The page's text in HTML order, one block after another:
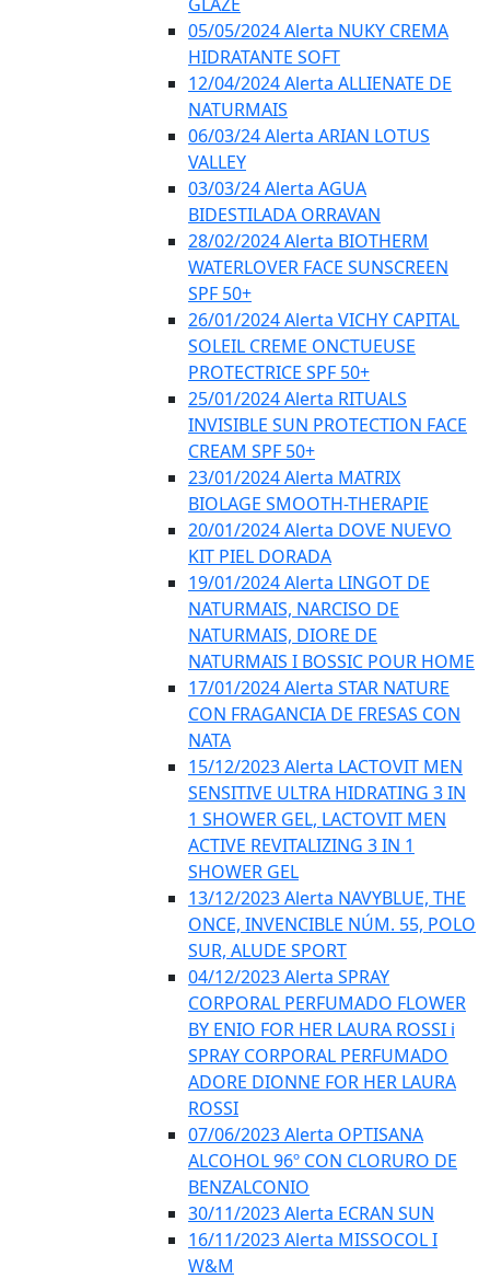
05/05/2024 Alerta NUKY CREMA
HIDRATANTE SOFT
12/04/2024 Alerta ALLIENATE DE
NATURMAIS
06/03/24 Alerta ARIAN LOTUS
VALLEY
03/03/24 Alerta AGUA
BIDESTILADA ORRAVAN
28/02/2024 Alerta BIOTHERM
WATERLOVER FACE SUNSCREEN
SPF 50+
26/01/2024 Alerta VICHY CAPITAL
SOLEIL CREME ONCTUEUSE
PROTECTRICE SPF 50+
25/01/2024 Alerta RITUALS
INVISIBLE SUN PROTECTION FACE
CREAM SPF 50+
23/01/2024 Alerta MATRIX
BIOLAGE SMOOTH-THERAPIE
20/01/2024 Alerta DOVE NUEVO
KIT PIEL DORADA
19/01/2024 Alerta LINGOT DE
NATURMAIS, NARCISO DE
NATURMAIS, DIORE DE
NATURMAIS I BOSSIC POUR HOME
17/01/2024 Alerta STAR NATURE
CON FRAGANCIA DE FRESAS CON
NATA
15/12/2023 Alerta LACTOVIT MEN
SENSITIVE ULTRA HIDRATING 3 IN
1 SHOWER GEL, LACTOVIT MEN
ACTIVE REVITALIZING 3 IN 1
SHOWER GEL
13/12/2023 Alerta NAVYBLUE, THE
ONCE, INVENCIBLE NÚM. 55, POLO
SUR, ALUDE SPORT
04/12/2023 Alerta SPRAY
CORPORAL PERFUMADO FLOWER
BY ENIO FOR HER LAURA ROSSI i
SPRAY CORPORAL PERFUMADO
ADORE DIONNE FOR HER LAURA
ROSSI
07/06/2023 Alerta OPTISANA
ALCOHOL 96º CON CLORURO DE
BENZALCONIO
30/11/2023 Alerta ECRAN SUN
16/11/2023 Alerta MISSOCOL I
W&M